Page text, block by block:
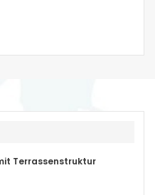
Terrassenstruktur